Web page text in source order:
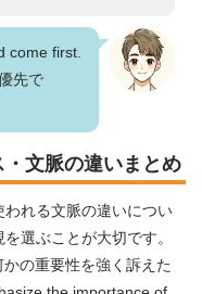
come first.
先で
文脈の違いまとめ
れる文脈の違いについ
選ぶことが大切です。
の重要性を強く訴えた